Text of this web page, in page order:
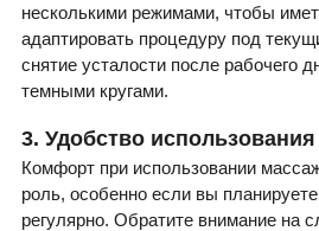
несколькими режимами, чтобы
адаптировать процедуру под
снятие усталости после рабочего
темными кругами.
3. Удобство использования
Комфорт при использовании
роль, особенно если вы
регулярно. Обратите внимание на